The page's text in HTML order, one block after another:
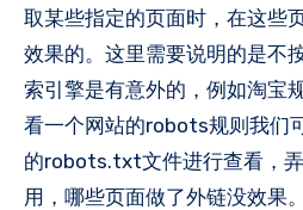
取某些指定的页面时，在这些
效果的。这里需要说明的是不
索引擎是有意外的，例如淘宝
看一个网站的robots规则我们
的robots.txt文件进行查看，
用，哪些页面做了外链没效果